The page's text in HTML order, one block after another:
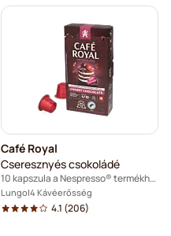
Café Royal
Cseresznyés csokoládé
10 kapszula a Nespresso® termékhez
Lungo 4 Kávéerősség
4.1 (206)